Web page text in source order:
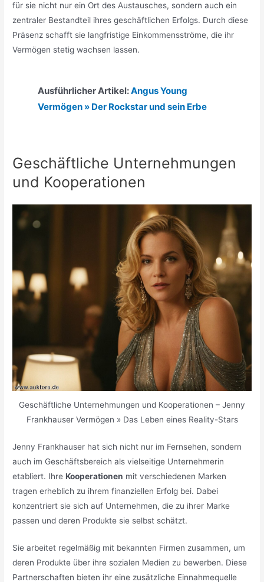
für sie nicht nur ein Ort des Austausches, sondern auch ein
zentraler Bestandteil ihres geschäftlichen Erfolgs. Durch diese
Präsenz schafft sie langfristige Einkommensströme, die ihr
Vermögen stetig wachsen lassen.
Ausführlicher Artikel:Angus Young
Vermögen » Der Rockstar und sein Erbe
Geschäftliche Unternehmungen
und Kooperationen
Geschäftliche Unternehmungen und Kooperationen – Jenny
Frankhauser Vermögen » Das Leben eines Reality-Stars
Jenny Frankhauser hat sich nicht nur im Fernsehen, sondern
auch im Geschäftsbereich als vielseitige Unternehmerin
etabliert. IhreKooperationen mit verschiedenen Marken
tragen erheblich zu ihrem finanziellen Erfolg bei. Dabei
konzentriert sie sich auf Unternehmen, die zu ihrer Marke
passen und deren Produkte sie selbst schätzt.
Sie arbeitet regelmäßig mit bekannten Firmen zusammen, um
deren Produkte über ihre sozialen Medien zu bewerben. Diese
Partnerschaften bieten ihr eine zusätzliche Einnahmequelle